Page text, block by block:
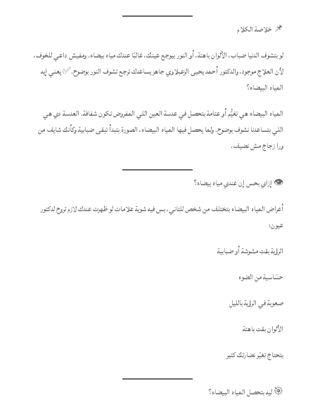
📌 خلاصة الكلام
لو بتشوف الدنيا ضباب، الألوان باهتة، أو النور بيوجع عينك، غالبًا عندك مياه بيضاء. ومفيش داعي للخوف،
لأن العلاج موجود، والدكتور أحمد يحيى الزعبلاوي جاهز يساعدك ترجع تشوف النور بوضوح.✅ يعني إيه
المياه البيضاء؟
المياه البيضاء هي تغيُّم أو عتامة بتحصل في عدسة العين اللي المفروض تكون شفافة. العدسة دي هي
اللي بتساعدنا نشوف بوضوح. ولما يحصل فيها المياه البيضاء، الصورة بتبدأ تبقى ضبابية وكأنك شايف من
ورا زجاج مش نضيف.
👁️ إزاي بحس إن عندي مياه بيضاء؟
أعراض المياه البيضاء بتختلف من شخص للتاني، بس فيه شوية علامات لو ظهرت عندك لازم تروح لدكتور
عيون:
الرؤية بقت مشوشة أو ضبابية
حسّاسية من الضوء
صعوبة في الرؤية بالليل
الألوان بقت باهتة
بتحتاج تغيّر نضارتك كتير
🎯 ليه بتحصل المياه البيضاء؟